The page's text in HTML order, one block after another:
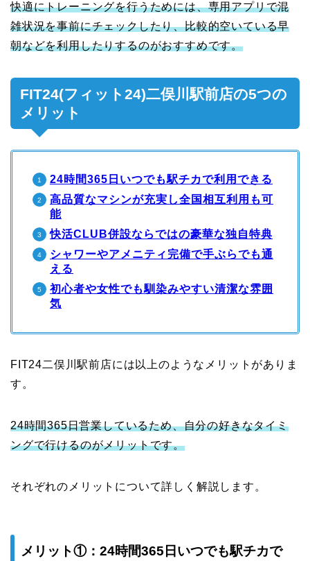
快適にトレーニングを行うためには、専用アプリで混
雑状況を事前にチェックしたり、比較的空いている早
朝などを利用したりするのがおすすめです。
FIT24(フィット24)二俣川駅前店の5つの
メリット
24時間365日いつでも駅チカで利用できる
高品質なマシンが充実し全国相互利用も可
能
快活CLUB併設ならではの豪華な独自特典
シャワーやアメニティ完備で手ぶらでも通
える
初心者や女性でも馴染みやすい清潔な雰囲
気
FIT24二俣川駅前店には以上のようなメリットがありま
す。
24時間365日営業しているため、自分の好きなタイミ
ングで行けるのがメリットです。
それぞれのメリットについて詳しく解説します。
メリット①：24時間365日いつでも駅チカで